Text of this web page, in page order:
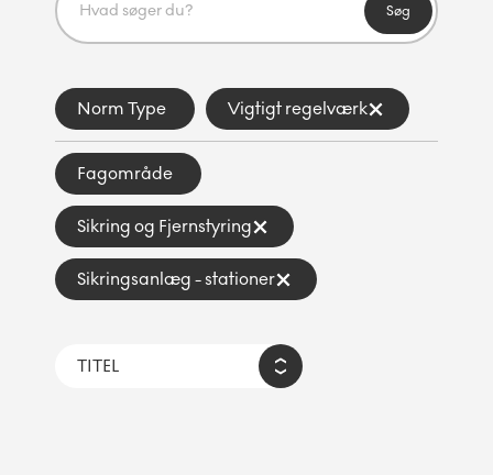
Søg
Norm Type Vigtigt regelværk
Fagområde
Sikring og Fjernstyring
Sikringsanlæg - stationer